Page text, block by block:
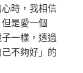
時，我相信
是愛一個
一樣，透過
不夠好」的